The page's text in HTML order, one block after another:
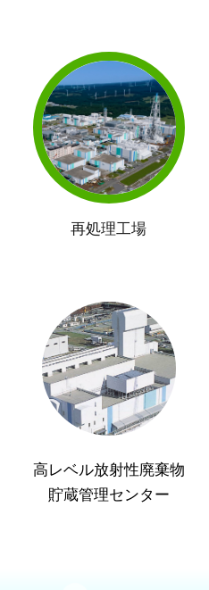
再処理工場
高レベル放射性廃棄物
貯蔵管理センター